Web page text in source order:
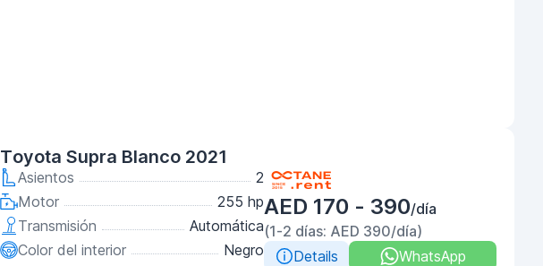
Toyota Supra Blanco 2021
Asientos
2
Motor
255 hp
Transmisión
Automática
Color del interior
Negro
AED 170 - 390/día
(1-2 días: AED 390/día)
Details
WhatsApp